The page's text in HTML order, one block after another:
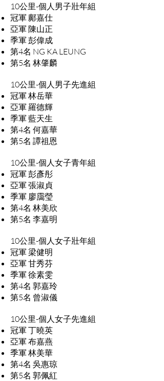
10公里-個人男子壯年組
冠軍 鄺嘉仕
亞軍 陳山正
季軍 彭偉成
第4名 NG KA LEUNG
第5名 林肇麟
10公里-個人男子先進組
冠軍 林岳華
亞軍 羅德輝
季軍 藍天生
第4名 何嘉華
第5名 譚祖恩
10公里-個人女子青年組
冠軍 彭彥彤
亞軍 張淑貞
季軍 廖靄瑩
第4名 林美欣
第5名 李嘉明
10公里-個人女子壯年組
冠軍 梁健明
亞軍 甘秀芬
季軍 徐素雯
第4名 郭嘉玲
第5名 曾淑儀
10公里-個人女子先進組
冠軍 丁曉英
亞軍 布嘉燕
季軍 林美華
第4名 吳惠琼
第5名 郭佩紅